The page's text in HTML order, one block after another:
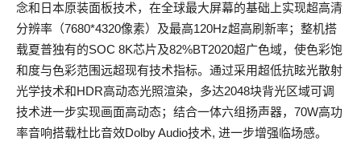
念和日本原装面板技术，在全球最大屏幕的基础上实现超高清
分辨率（7680*4320像素）及最高120Hz超高刷新率；整机搭
载夏普独有的SOC 8K芯片及82%BT2020超广色域，使色彩饱
和度与色彩范围远超现有技术指标。通过采用超低抗眩光散射
光学技术和HDR高动态光照渲染，多达2048块背光区域可调
技术进一步实现画面高动态；结合一体六组扬声器，70W高功
率音响搭载杜比音效Dolby Audio技术, 进一步增强临场感。